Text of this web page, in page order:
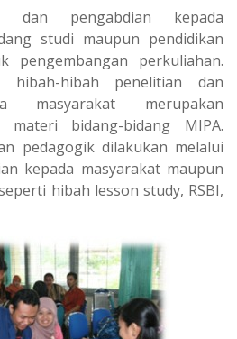
dan pengabdian kepada
studi maupun pendidikan
pengembangan perkuliahan.
hibah-hibah penelitian dan
masyarakat merupakan
materi bidang-bidang MIPA.
pedagogik dilakukan melalui
kepada masyarakat maupun
hibah lesson study, RSBI,